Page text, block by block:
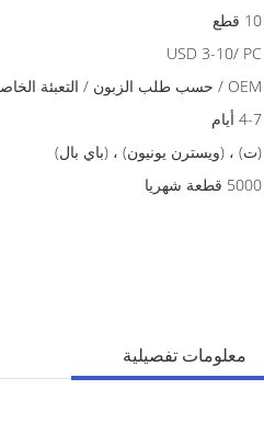
10 قطع
USD 3-10/ PC
OEM / حسب طلب الزبون / التعبئة الخاصة
4-7 أيام
(ت) ، (ويسترن يونيون) ، (باي بال)
5000 قطعة شهريا
معلومات تفصيلية